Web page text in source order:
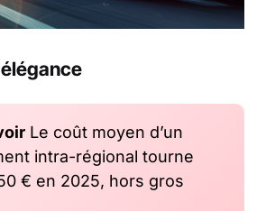
Le coût moyen d’un
intra-régional tourne
€ en 2025, hors gros